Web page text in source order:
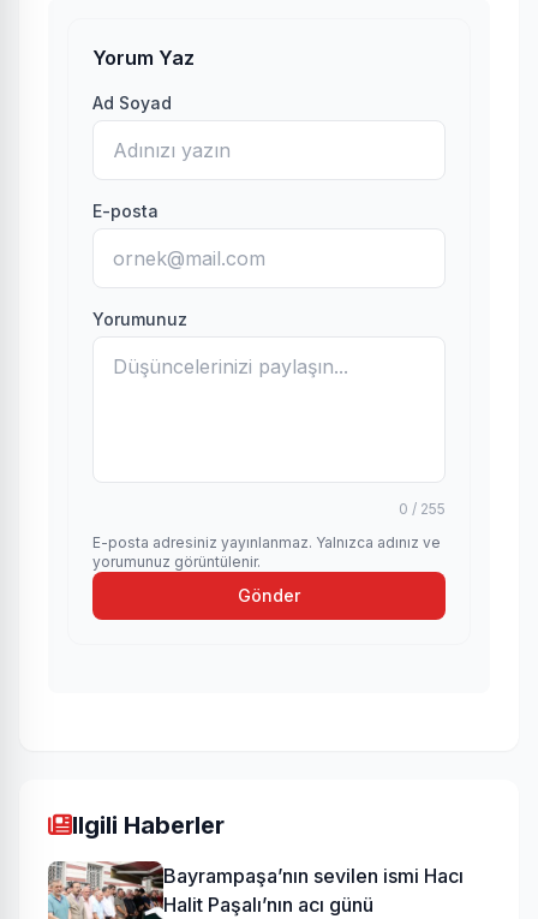
Yorum Yaz
Ad Soyad
E-posta
Yorumunuz
0 / 255
E-posta adresiniz yayınlanmaz. Yalnızca adınız ve
yorumunuz görüntülenir.
Gönder
Ilgili Haberler
Bayrampaşa’nın sevilen ismi Hacı
Halit Paşalı’nın acı günü